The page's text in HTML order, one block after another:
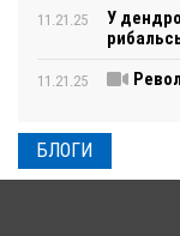
11.21.25
У
11.21.25
БЛОГИ